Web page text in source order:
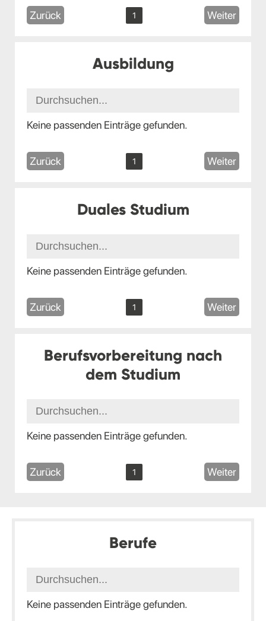
Zurück 1 Weiter
Ausbildung
Keine passenden Einträge gefunden.
Zurück 1 Weiter
Duales Studium
Keine passenden Einträge gefunden.
Zurück 1 Weiter
Berufsvorbereitung nach
dem Studium
Keine passenden Einträge gefunden.
Zurück 1 Weiter
Berufe
Keine passenden Einträge gefunden.